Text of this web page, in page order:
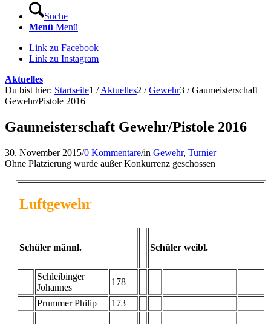
Suche
Menü Menü
Link zu Facebook
Link zu Instagram
Aktuelles
Du bist hier: Startseite1 / Aktuelles2 / Gewehr3 / Gaumeisterschaft
Gewehr/Pistole 2016
Gaumeisterschaft Gewehr/Pistole 2016
30. November 2015/0 Kommentare/in Gewehr, Turnier
Ohne Platzierung wurde außer Konkurrenz geschossen
Luftgewehr
Schüler männl. Schüler weibl.
Schleibinger
Johannes
178
Prummer Philip 173